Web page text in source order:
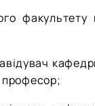
факультету
професор;